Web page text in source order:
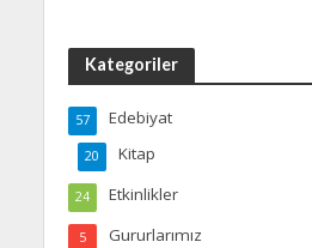
Kategoriler
Edebiyat
57
Kitap
20
Etkinlikler
24
Gururlarımız
5